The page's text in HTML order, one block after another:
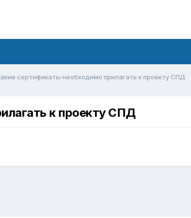
сертификаты необходимо прилагать к проекту СПД
к проекту СПД